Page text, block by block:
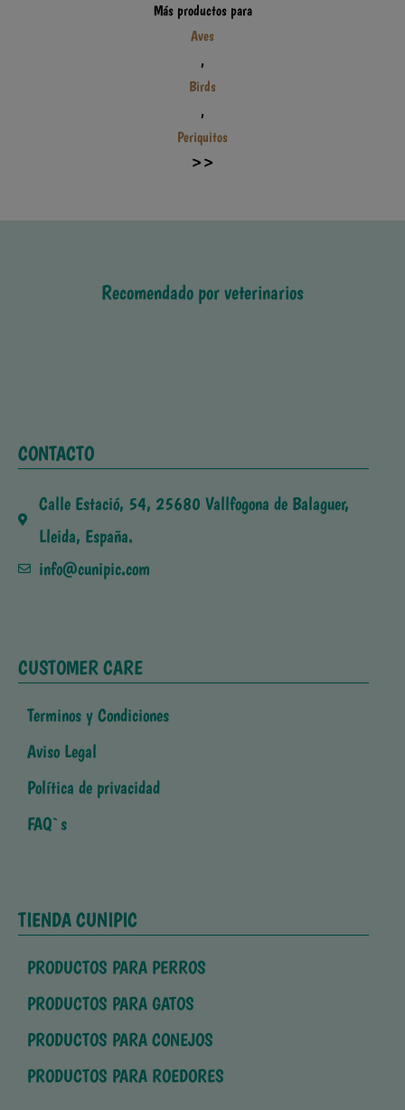
Más productos para
Aves
,
Birds
,
Periquitos
>>
Recomendado por veterinarios
CONTACTO
Calle Estació, 54, 25680 Vallfogona de Balaguer,
Lleida, España.
info@cunipic.com
CUSTOMER CARE
Terminos y Condiciones
Aviso Legal
Política de privacidad
FAQ`s
TIENDA CUNIPIC
PRODUCTOS PARA PERROS
PRODUCTOS PARA GATOS
PRODUCTOS PARA CONEJOS
PRODUCTOS PARA ROEDORES